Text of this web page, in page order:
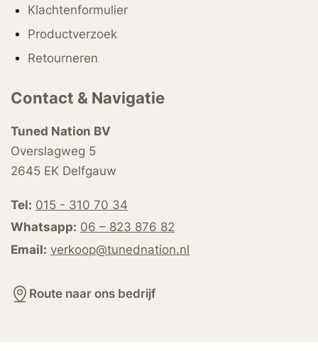
Klachtenformulier
Productverzoek
Retourneren
Contact & Navigatie
Tuned Nation BV
Overslagweg 5
2645 EK Delfgauw
Tel: 015 - 310 70 34
Whatsapp: 06 – 823 876 82
Email: verkoop@tunednation.nl
Route naar ons bedrijf